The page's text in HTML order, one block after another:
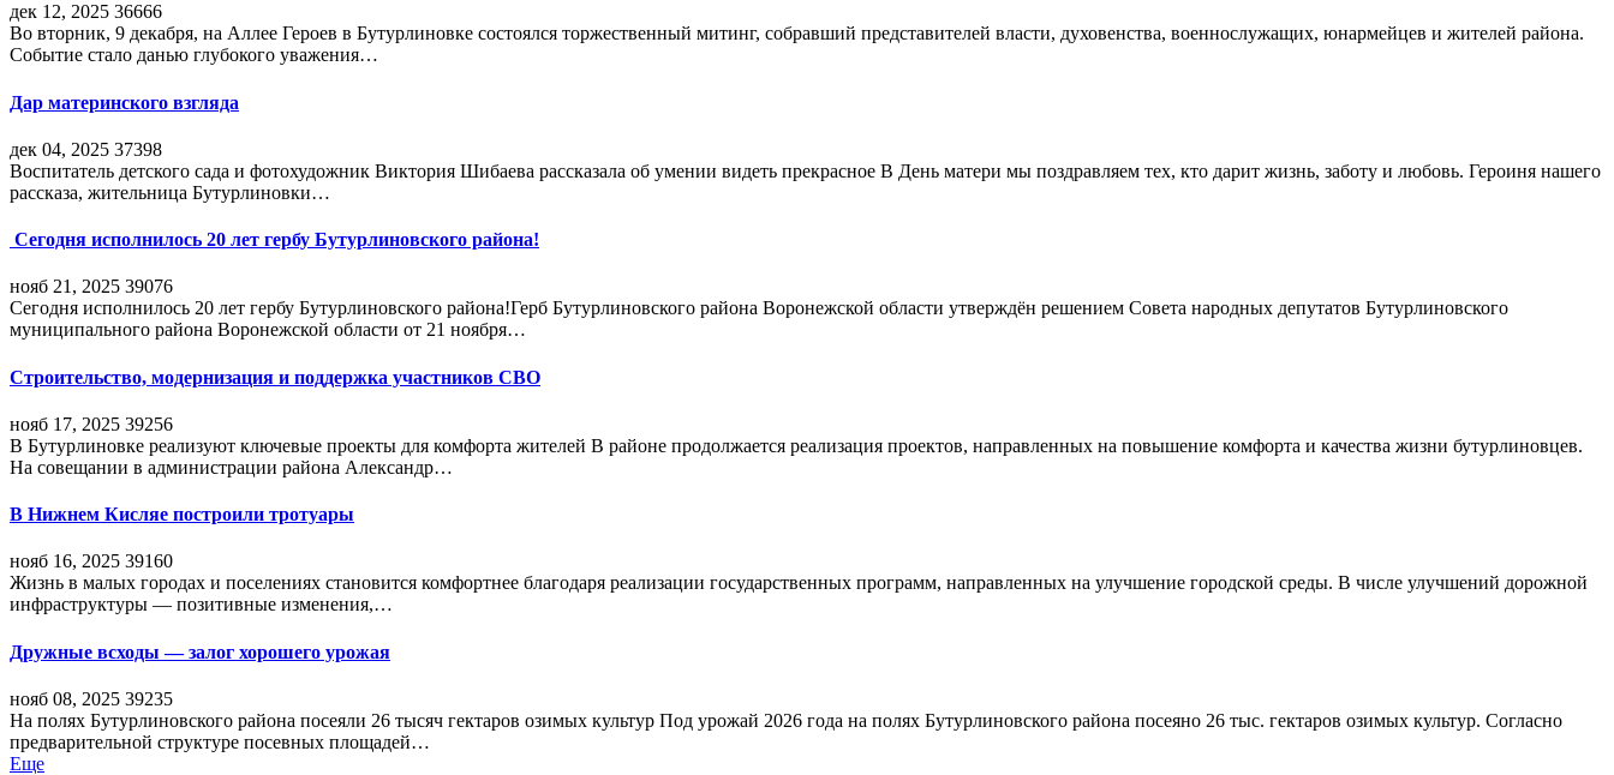
дек 12, 2025 36666
Во вторник, 9 декабря, на Аллее Героев в Бутурлиновке состоялся торжественный митинг, собравший представителей власти, духовенства, военнослужащих, юнармейцев и жителей района.
Событие стало данью глубокого уважения…
Дар материнского взгляда
дек 04, 2025 37398
Воспитатель детского сада и фотохудожник Виктория Шибаева рассказала об умении видеть прекрасное В День матери мы поздравляем тех, кто дарит жизнь, заботу и любовь. Героиня нашего
рассказа, жительница Бутурлиновки…
Сегодня исполнилось 20 лет гербу Бутурлиновского района!
нояб 21, 2025 39076
Сегодня исполнилось 20 лет гербу Бутурлиновского района!Герб Бутурлиновского района Воронежской области утверждён решением Совета народных депутатов Бутурлиновского
муниципального района Воронежской области от 21 ноября…
Строительство, модернизация и поддержка участников СВО
нояб 17, 2025 39256
В Бутурлиновке реализуют ключевые проекты для комфорта жителей В районе продолжается реализация проектов, направленных на повышение комфорта и качества жизни бутурлиновцев.
На совещании в администрации района Александр…
В Нижнем Кисляе построили тротуары
нояб 16, 2025 39160
Жизнь в малых городах и поселениях становится комфортнее благодаря реализации государственных программ, направленных на улучшение городской среды. В числе улучшений дорожной
инфраструктуры — позитивные изменения,…
Дружные всходы — залог хорошего урожая
нояб 08, 2025 39235
На полях Бутурлиновского района посеяли 26 тысяч гектаров озимых культур Под урожай 2026 года на полях Бутурлиновского района посеяно 26 тыс. гектаров озимых культур. Согласно
предварительной структуре посевных площадей…
Еще